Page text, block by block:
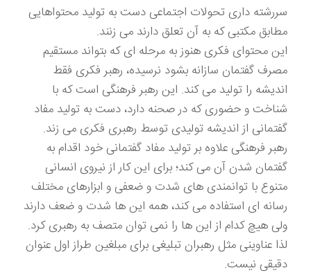
سررشته داری تحولات اجتماعی دست به تولید محتواهایی
مطابق مکتبی که به آن تعلق دارند می زنند.
این محتوای فکری هنوز به مرحله ای که بتواند مستقیم
مصرف گفتمان سازانه بشود نرسیده، رهبر فکری فقط
اندیشه را تولید می کند. این رهبر فرهنگی است که با
شناخت و حضوری که در صحنه دارد، دست به تولید مفاد
گفتمانی از اندیشه تولیدی توسط رهبری فکری می زند.
رهبر فرهنگی علاوه بر تولید مفاد گفتمانی خود اقدام به
گفتمان شدن آن می کند؛ برای این کار از نیروی انسانی
متنوع با توانمندی های شدت و ضعفی و ابزارهای مختلف
رسانه ای استفاده می کند، همه این ها شدت و ضعف دارند
ولی هیچ کدام از این ها را نمی توان متصف به رهبری کرد.
لذا عناوینی مثل رهبران تبلیغی برای مبلغین طراز اول عنوان
دقیقی نیست.